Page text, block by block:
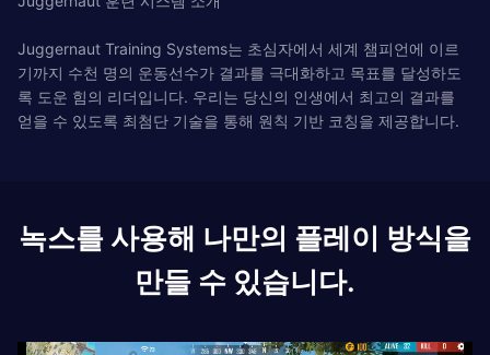
Juggernaut Training Systems는 초심자에서 세계 챔피언에 이르
기까지 수천 명의 운동선수가 결과를 극대화하고 목표를 달성하도
록 도운 힘의 리더입니다. 우리는 당신의 인생에서 최고의 결과를
얻을 수 있도록 최첨단 기술을 통해 원칙 기반 코칭을 제공합니다.
녹스를 사용해 나만의 플레이 방식을
만들 수 있습니다.